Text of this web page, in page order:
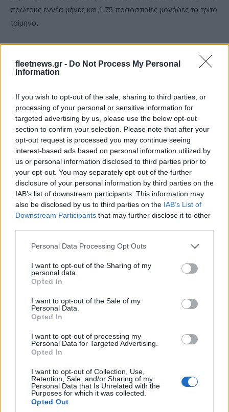
fleetnews.gr - Do Not Process My Personal
Information
If you wish to opt-out of the sale, sharing to third parties, or
processing of your personal or sensitive information for
targeted advertising by us, please use the below opt-out
section to confirm your selection. Please note that after your
opt-out request is processed you may continue seeing
interest-based ads based on personal information utilized by
us or personal information disclosed to third parties prior to
your opt-out. You may separately opt-out of the further
disclosure of your personal information by third parties on the
IAB’s list of downstream participants. This information may
also be disclosed by us to third parties on the IAB’s List of
Downstream Participants that may further disclose it to other
Please note that this website/app uses one or more Google
not limited to your visit or usage behaviour. You may click to
grant or deny consent to Google and its third-party tags to
use your data for below specified purposes in below Google
consent section.
Personal Data Processing Opt Outs
I want to opt-out of the Sharing of my
personal data.
Opted In
I want to opt-out of the Sale of my
Personal Data.
Opted In
I want to opt-out of processing my
Personal Data for Targeted Advertising.
Opted In
I want to opt-out of Collection, Use,
Retention, Sale, and/or Sharing of my
Personal Data that Is Unrelated with the
Purposes for which it was collected.
Opted Out
πρώτους εννέα μήνες και 1,75 ποσοστιαίες μονάδες το τρίτο
τρίμηνο.
κεφαλαιουχικές δαπάνες ενισχύουν τις ελεύθερες
ταμειακές ροές.
Οι ελεύθερες ταμειακές ροές βελτιώθηκαν σε ετήσια βάση,
υποστηριζόμενες από υψηλότερες ταμειακές εισροές από
λειτουργικές δραστηριότητες, σημαντικά χαμηλότερη
επενδυτική δραστηριότητα (-1,4 δισ. ευρώ) και μειωμένα
επίπεδα αποθεμάτων, φτάνοντας τα2,68 δισ. ευρώστο
τέλος της εννεάμηνης περιόδου. Κατά το τρίτο τρίμηνο, οι
ελεύθερες ταμειακές ροές ανήλθαν σε 343 εκατ.
ευρώ(2024: -191 εκατ. ευρώ, 3ο τρίμηνο 2024: -2,48 δισ.
ευρώ). Για το σύνολο του έτους, οι ελεύθερες ταμειακές ροές
Το BMW Group υλοποιεί το πρόγραμμα επαναγοράς
μετοχώνμε συνέπεια και σταθερότητα. Μετά την ανανέωση
14 Μαΐου 2025, το Διοικητικό Συμβούλιο ενέκρινε το τρίτο
πρόγραμμα επαναγοράς μετοχών, συνολικού όγκου έως 2
Απριλίου 2027. Η απόκτηση της πρώτης παρτίδας, ύψους
750 εκατ. ευρώ, ξεκίνησε τον Μάιο του 2025 και αναμένεται
να ολοκληρωθεί το αργότερο έως τις 8 Δεκεμβρίου 2025.
Στις 30 Σεπτεμβρίου 2025, η BMW AG κατείχε περισσότερες